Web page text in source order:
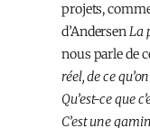
projets,
d’AndersenLa
nous parle de
réel, de ce
Qu’est-ce que
C’est une